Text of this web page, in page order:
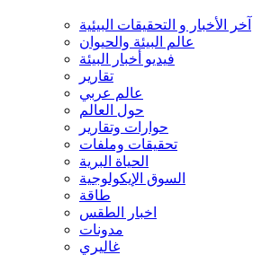
آخر الأخبار و التحقيقات البيئية
عالم البيئة والحيوان
فيديو أخبار البيئة
تقارير
عالم عربي
حول العالم
حوارات وتقارير
تحقيقات وملفات
الحياة البرية
السوق الإيكولوجية
طاقة
اخبار الطقس
مدونات
غاليري